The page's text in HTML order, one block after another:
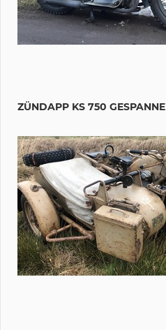
ZÜNDAPP KS 750 GESPANNE